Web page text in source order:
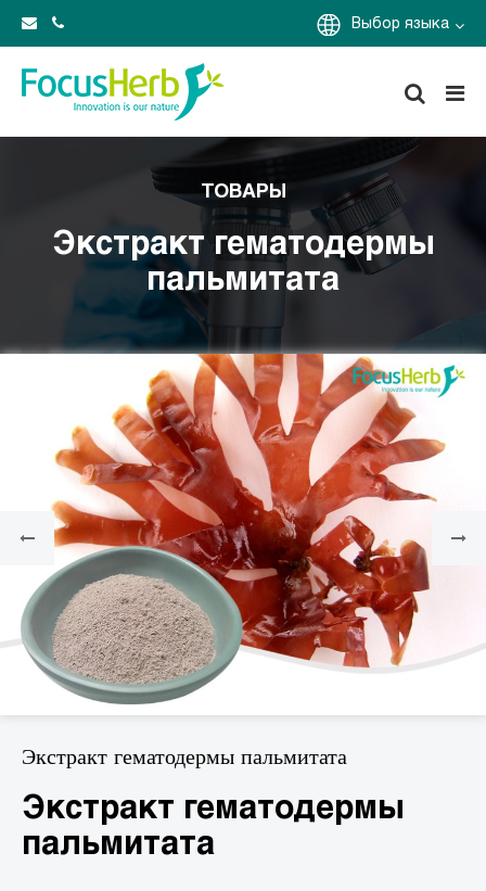
Выбор языка
ТОВАРЫ
Экстракт гематодермы
пальмитата
Экстракт гематодермы пальмитата
Экстракт гематодермы
пальмитата